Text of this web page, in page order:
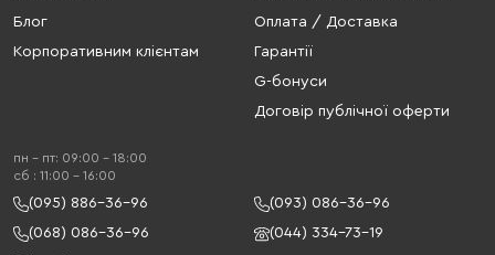
Блог
Корпоративним клієнтам
Оплата / Доставка
Гарантії
G-бонуси
Договір публічної оферти
пн - пт: 09:00 - 18:00
cб : 11:00 - 16:00
(095) 886-36-96
(093) 086-36-96
(068) 086-36-96
(044) 334-73-19